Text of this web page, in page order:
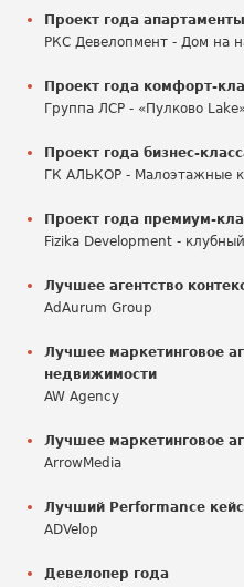
Проект года
РКС Девелопмент - Дом на
Проект года комфорт-
Группа ЛСР - «Пулково
Проект года бизнес-
ГК АЛЬКОР - Малоэтажные
Проект года премиум-
Fizika Development -
Лучшее агентство
AdAurum Group
Лучшее маркетинговое
недвижимости
AW Agency
Лучшее маркетинговое
ArrowMedia
Лучший Performance кейс
ADVelop
Девелопер года